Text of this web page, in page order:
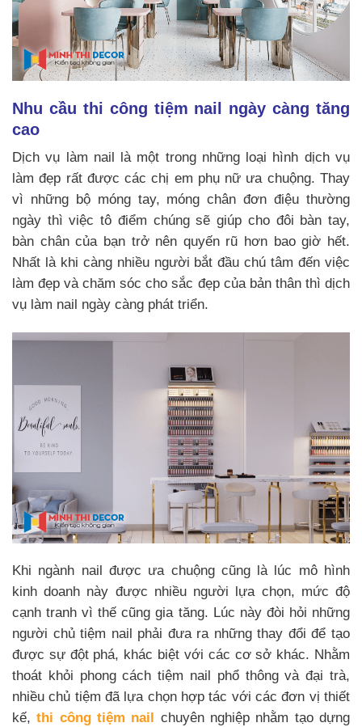
Nhu cầu thi công tiệm nail ngày càng tăng
cao
Dịch vụ làm nail là một trong những loại hình dịch vụ
làm đẹp rất được các chị em phụ nữ ưa chuộng. Thay
vì những bộ móng tay, móng chân đơn điệu thường
ngày thì việc tô điểm chúng sẽ giúp cho đôi bàn tay,
bàn chân của bạn trở nên quyến rũ hơn bao giờ hết.
Nhất là khi càng nhiều người bắt đầu chú tâm đến việc
làm đẹp và chăm sóc cho sắc đẹp của bản thân thì dịch
vụ làm nail ngày càng phát triển.
Khi ngành nail được ưa chuộng cũng là lúc mô hình
kinh doanh này được nhiều người lựa chọn, mức độ
cạnh tranh vì thế cũng gia tăng. Lúc này đòi hỏi những
người chủ tiệm nail phải đưa ra những thay đổi để tạo
được sự đột phá, khác biệt với các cơ sở khác. Nhằm
thoát khỏi phong cách tiệm nail phổ thông và đại trà,
nhiều chủ tiệm đã lựa chọn hợp tác với các đơn vị thiết
kế,thi công tiệm nail
chuyên nghiệp nhằm tạo dựng